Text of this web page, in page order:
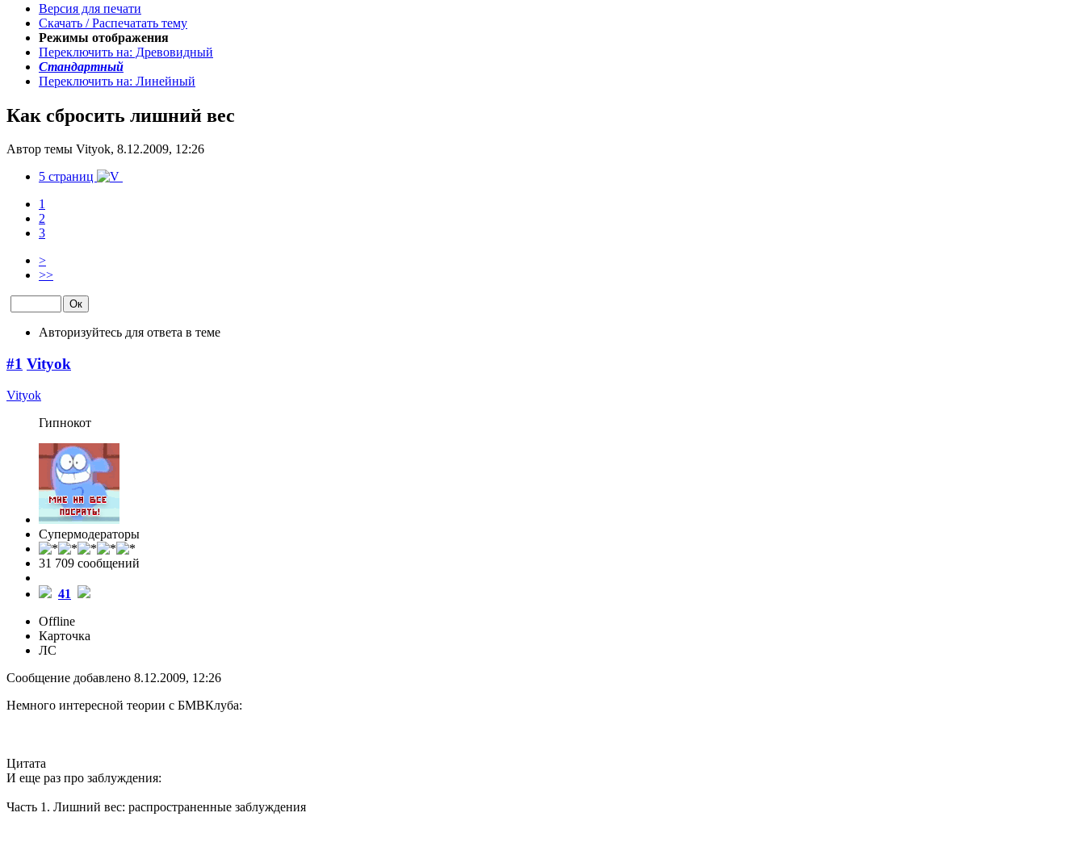
Версия для печати
Скачать / Распечатать тему
Режимы отображения
Переключить на: Древовидный
Стандартный
Переключить на: Линейный
Как сбросить лишний вес
Автор темы Vityok, 8.12.2009, 12:26
5 страниц
1
2
3
>
>>
Авторизуйтесь для ответа в теме
#1 Vityok
Vityok
Гипнокот
Супермодераторы
31 709 cообщений
41
Offline
Карточка
ЛС
Сообщение добавлено 8.12.2009, 12:26
Немного интересной теории с БМВКлуба:
Цитата
И еще раз про заблуждения:
Часть 1. Лишний вес: распространенные заблуждения